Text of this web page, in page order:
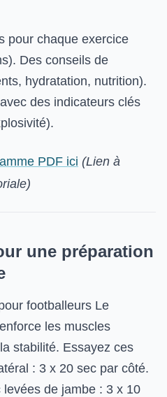
pour chaque exercice
Des conseils de
hydratation, nutrition).
des indicateurs clés
PDF ici (Lien à
une préparation
footballeurs Le
les muscles
stabilité. Essayez ces
: 3 x 20 sec par côté.
de jambe : 3 x 10